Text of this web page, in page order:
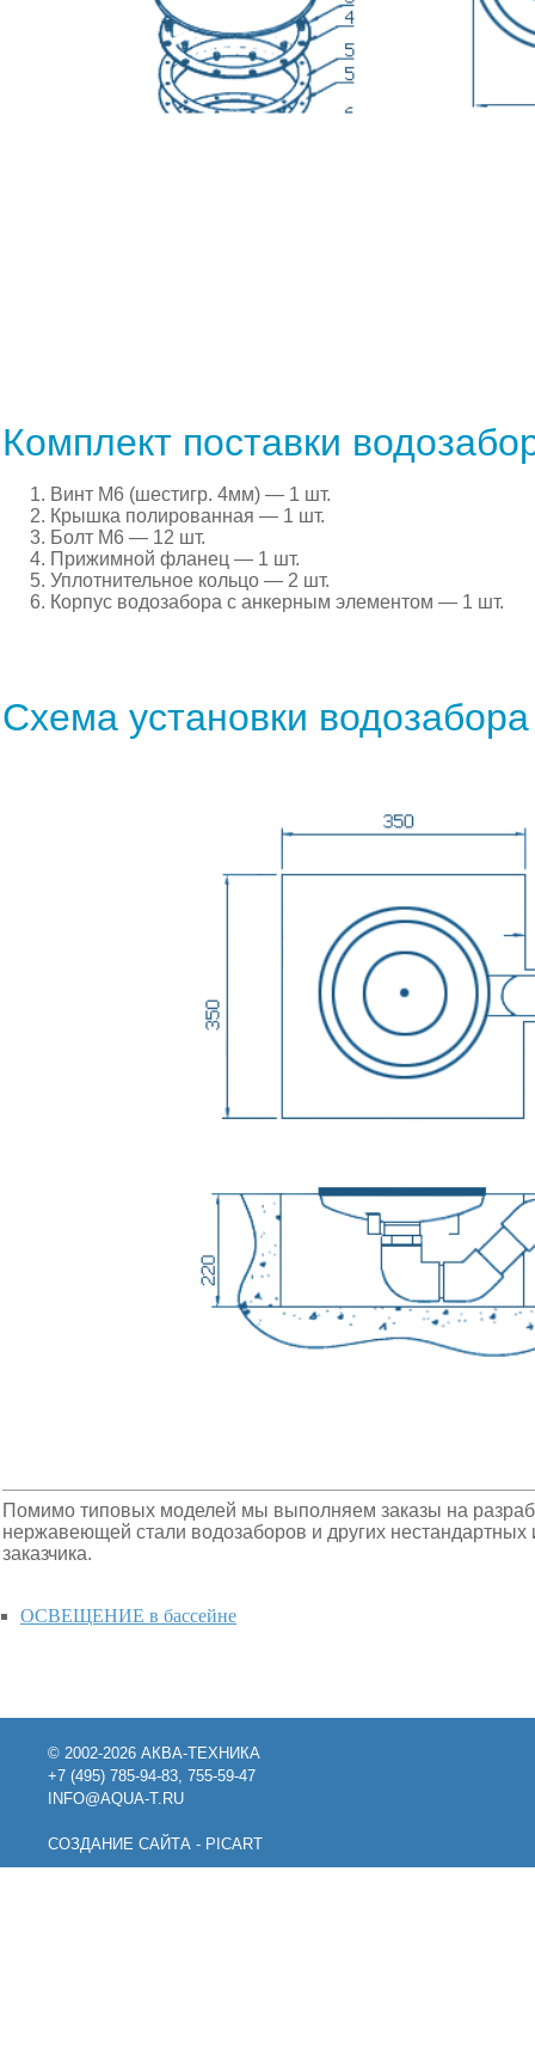
Комплект поставки
Винт М6 (шестигр. 4мм) — 1 шт.
Крышка полированная — 1 шт.
Болт М6 — 12 шт.
Прижимной фланец — 1 шт.
Уплотнительное кольцо — 2 шт.
Корпус водозабора с анкерным элементом — 1 шт.
Схема установки водозабора
Помимо типовых моделей мы выполняем заказы на
нержавеющей стали водозаборов и других нестандартных
заказчика.
ОСВЕЩЕНИЕ в бассейне
© 2002-2026 АКВА-ТЕХНИКА
+7 (495) 785-94-83, 755-59-47
INFO@AQUA-T.RU
СОЗДАНИЕ САЙТА - PICART